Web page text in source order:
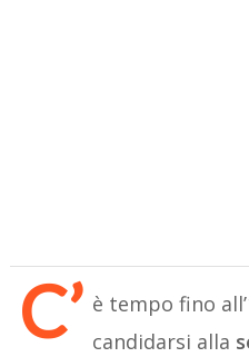
C’ è tempo fino
candidarsi alla